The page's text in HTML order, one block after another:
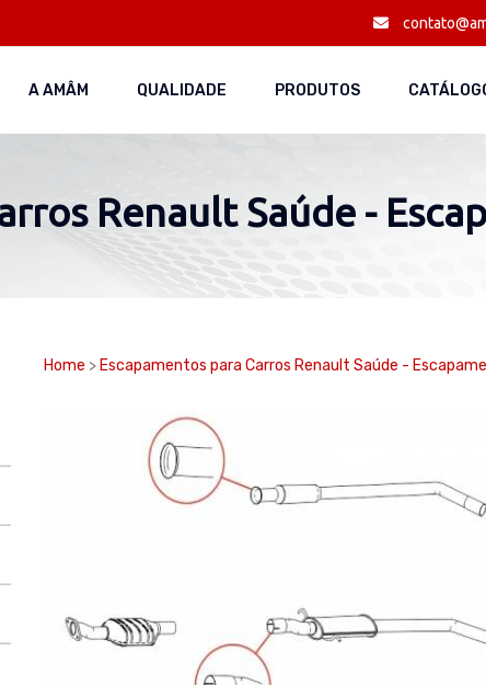
A AMÂM QUALIDADE PRODUTOS
Renault Saúde -
Home > Escapamentos para Carros Renault Saúde -